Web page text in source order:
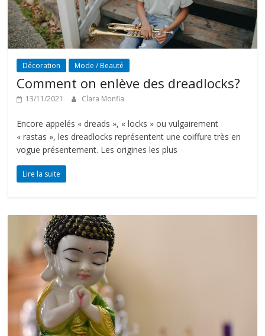
Décoration Mode / Beauté
Comment on enlève des dreadlocks?
13/11/2021 Clara Monfia
Encore appelés « dreads », « locks » ou vulgairement
« rastas », les dreadlocks représentent une coiffure très en
vogue présentement. Les origines les plus
Lire la suite